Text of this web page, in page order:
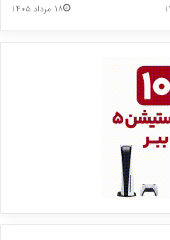
۱۸ مرداد ۱۴۰۵